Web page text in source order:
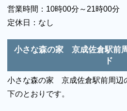
営業時間：10時00分～21時00分
定休日：なし
小さな森の家 京成佐倉駅前
ド
小さな森の家 京成佐倉駅前周辺
下のとおりです。